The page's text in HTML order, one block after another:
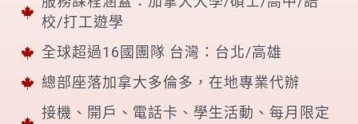
校/打工遊學
全球超過16國團隊 台灣：台北/高雄
總部座落加拿大多倫多，在地專業代辦
接機、開戶、電話卡、學生活動、每月限定